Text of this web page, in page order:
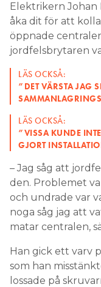
Elektrikern Johan
åka dit för att
öppnade
jordfelsbrytaren
LÄS OCKSÅ:
”DET VÄRSTA JAG
LÄS OCKSÅ:
”VISSA KUNDE INTE
GJORT
– Jag såg att
den. Problemet
och undrade var
noga såg jag att
matar centralen,
Han gick ett varv
som han
lossade på